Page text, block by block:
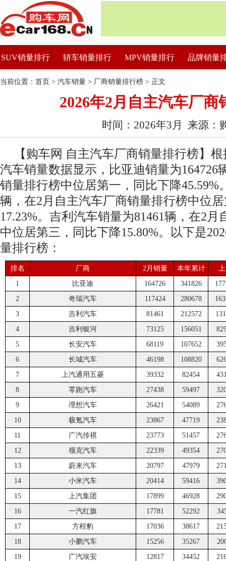
SUV销量排行 轿车销量排行 MPV销量排行 品牌销量
当前位置： 首页 > 汽车销量 > 厂商销量排行榜 > 正文
2026年2月自主汽车厂商
时间：2026年3月 来源：
【购车网 自主汽车厂商销量排行榜】
汽车销量数据显示，比亚迪销量为164726
销量排行榜中位居第一，同比下降45.59%
辆，在2月自主汽车厂商销量排行榜中位
17.23%。吉利汽车销量为81461辆，在2
中位居第三，同比下降15.80%。以下是
量排行榜：
排名 厂商 2月销量 本年累计
1
比亚迪 164726 341826
2
奇瑞汽车 117424 280678
3
吉利汽车 81461 212572
4
吉利银河 73125 156051
5
长安汽车 68119 107652
6
长城汽车 46198 108820
7
上汽通用五菱 39332 82454
8
零跑汽车 27438 59497
9
理想汽车 26421 54089
10
极氪汽车 23867 47719
11
广汽传祺 23773 51457
12
领克汽车 22339 49354
13
蔚来汽车 20797 47979
14
小米汽车 20414 59416
15
上汽集团 17899 46928
16
一汽红旗 17781 52292
17
方程豹 17036 38617
18
小鹏汽车 15256 35267
19
广汽埃安 12817 34452